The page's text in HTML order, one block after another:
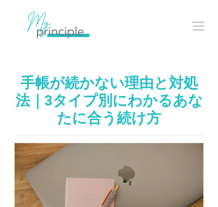
手帳が続かない理由と対処
法｜3タイプ別にわかるあな
たに合う続け方